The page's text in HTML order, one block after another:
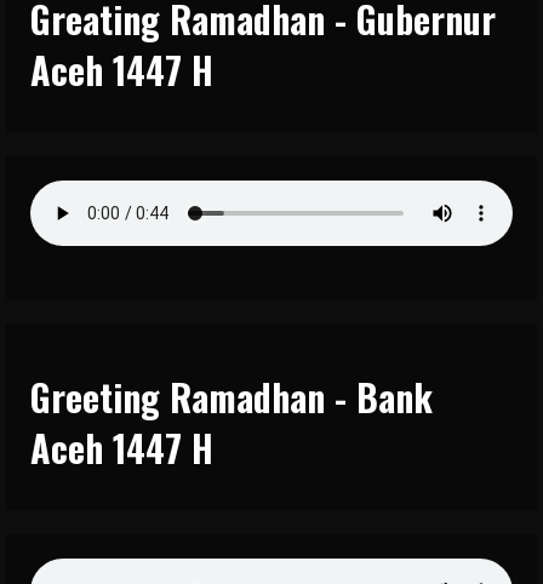
Greating Ramadhan - Gubernur
Aceh 1447 H
Greeting Ramadhan - Bank
Aceh 1447 H